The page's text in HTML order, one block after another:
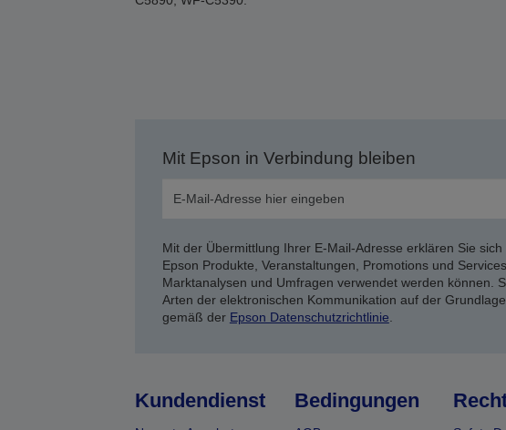
Mit Epson in Verbindung bleiben
Mit der Übermittlung Ihrer E-Mail-Adresse erklären Sie
Epson Produkte, Veranstaltungen, Promotions und
Marktanalysen und Umfragen verwendet werden können.
Arten der elektronischen Kommunikation auf der
gemäß der Epson Datenschutzrichtlinie
Kundendienst Bedingungen